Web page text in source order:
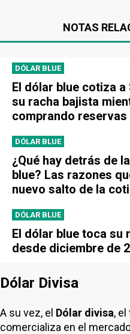
NOTAS
DÓLAR BLUE
El dólar blue cotiza a
su racha bajista
comprando reservas
DÓLAR BLUE
¿Qué hay detrás de
blue? Las razones
nuevo salto de la
DÓLAR BLUE
El dólar blue toca su
desde diciembre de
Dólar Divisa
A su vez, el Dólar divisa,
comercializa en el